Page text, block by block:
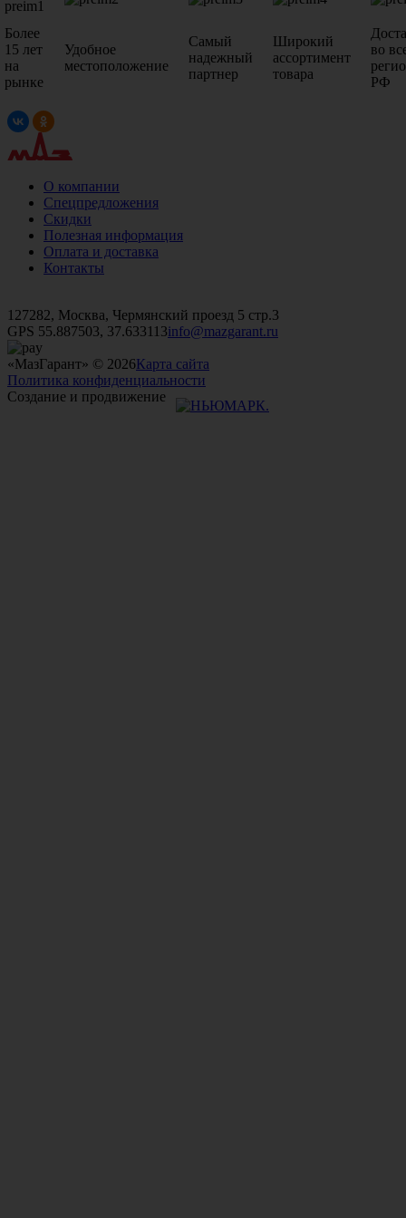
Более
15 лет
на
рынке
Удобное
местоположение
Самый
надежный
партнер
Широкий
ассортимент
товара
во
РФ
О компании
Спецпредложения
Скидки
Полезная информация
Оплата и доставка
Контакты
127282, Москва, Чермянский проезд 5 стр.3
GPS 55.887503, 37.633113info@mazgarant.ru
«МазГарант» © 2026Карта сайта
Политика конфиденциальности
Создание и продвижение